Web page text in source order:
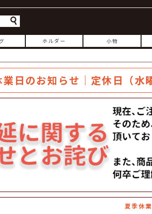
ホルダー 小物
日のお知らせ｜定休日（
夏季休